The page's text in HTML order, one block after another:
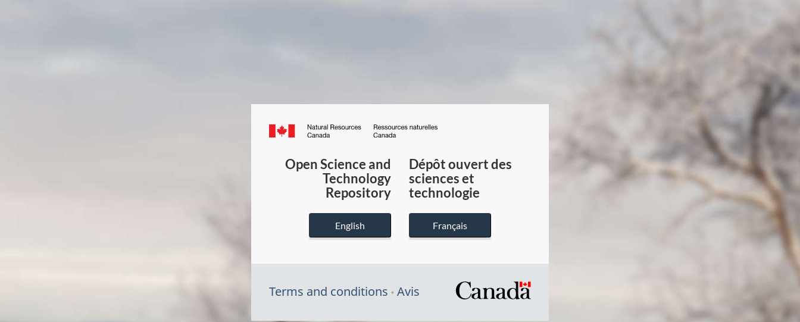
Canada.ca
du
Canada
Open Science and
Technology
Repository
English
Dépôt ouvert des
sciences et
technologie
Français
Terms and conditions Avis
/